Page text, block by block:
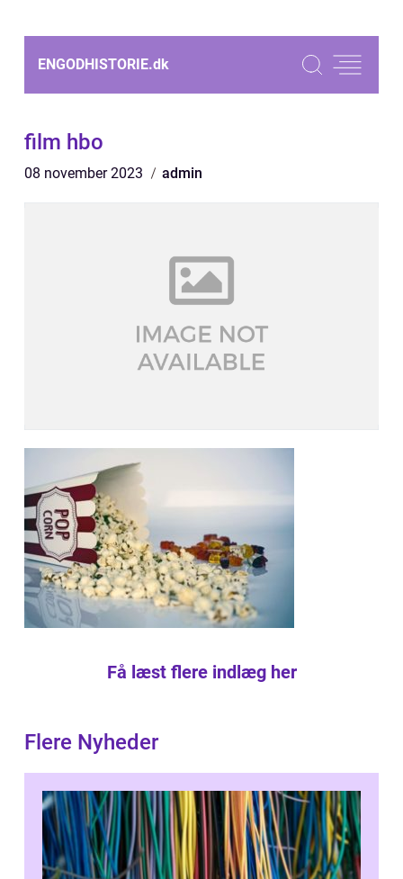
ENGODHISTORIE.dk
film hbo
08 november 2023 admin
Få læst flere indlæg her
Flere Nyheder